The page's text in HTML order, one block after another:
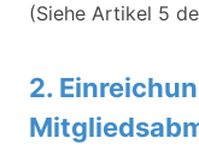
(Siehe Artikel 5
2.